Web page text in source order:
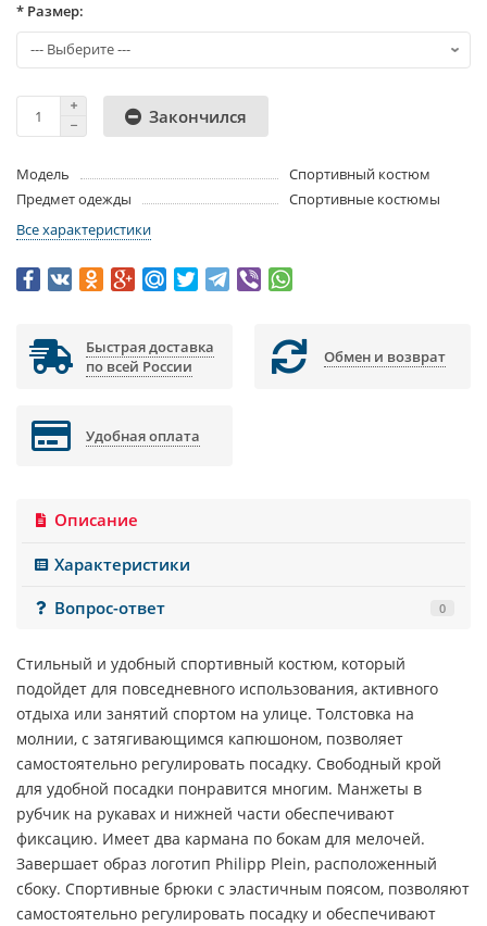
* Размер:
Закончился
Модель
Спортивный костюм
Предмет одежды
Спортивные костюмы
Все характеристики
Быстрая доставка
по всей России
Обмен и возврат
Удобная оплата
Описание
Характеристики
Вопрос-ответ
0
Стильный и удобный спортивный костюм, который
подойдет для повседневного использования, активного
отдыха или занятий спортом на улице. Толстовка на
молнии, с затягивающимся капюшоном, позволяет
самостоятельно регулировать посадку. Свободный крой
для удобной посадки понравится многим. Манжеты в
рубчик на рукавах и нижней части обеспечивают
фиксацию. Имеет два кармана по бокам для мелочей.
Завершает образ логотип Philipp Plein, расположенный
сбоку. Спортивные брюки с эластичным поясом, позволяют
самостоятельно регулировать посадку и обеспечивают